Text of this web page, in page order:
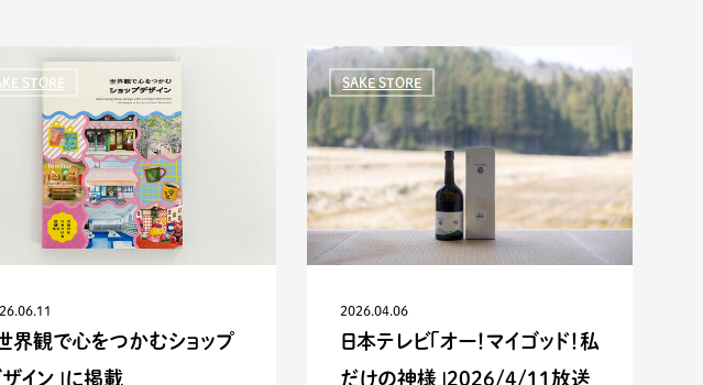
STORE
世界観で心をつかむショップ
イン」に掲載
SAKE STORE
2026.04.06
日本テレビ「オー！マイゴッド！私
だけの神様」2026/4/11放送